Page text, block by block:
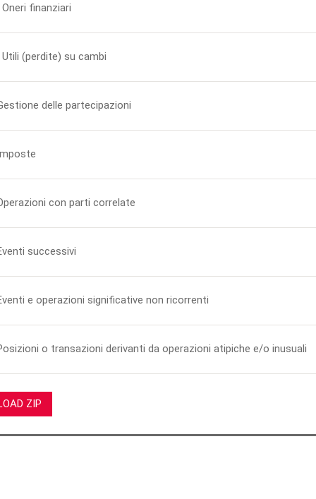
Oneri finanziari
Utili (perdite) su cambi
delle partecipazioni
con parti correlate
successivi
e operazioni significative non ricorrenti
o transazioni derivanti da operazioni atipiche e/o inusuali
ZIP